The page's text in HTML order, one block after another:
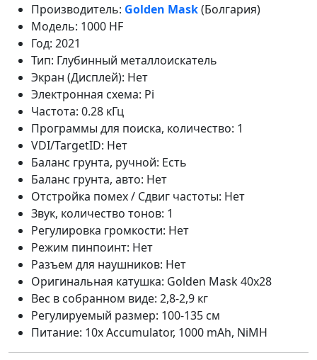
Производитель: Golden Mask(Болгария)
Модель: 1000 HF
Год: 2021
Тип: Глубинный металлоискатель
Экран (Дисплей): Нет
Электронная схема: Pi
Частота: 0.28 кГц
Программы для поиска, количество: 1
VDI/TargetID: Нет
Баланс грунта, ручной: Есть
Баланс грунта, авто: Нет
Отстройка помех / Сдвиг частоты: Нет
Звук, количество тонов: 1
Регулировка громкости: Нет
Режим пинпоинт: Нет
Разъем для наушников: Нет
Оригинальная катушка: Golden Mask 40x28
Вес в собранном виде: 2,8-2,9 кг
Регулируемый размер: 100-135 см
Питание: 10x Accumulator, 1000 mAh, NiMH